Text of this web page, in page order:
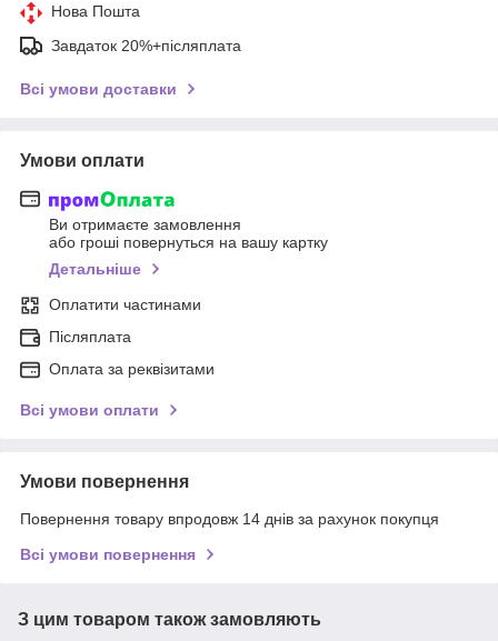
Нова Пошта
Завдаток 20%+післяплата
Всі умови доставки
Умови оплати
Ви отримаєте замовлення
або гроші повернуться на вашу картку
Детальніше
Оплатити частинами
Післяплата
Оплата за реквізитами
Всі умови оплати
Умови повернення
Повернення товару впродовж 14 днів за рахунок покупця
Всі умови повернення
З цим товаром також замовляють